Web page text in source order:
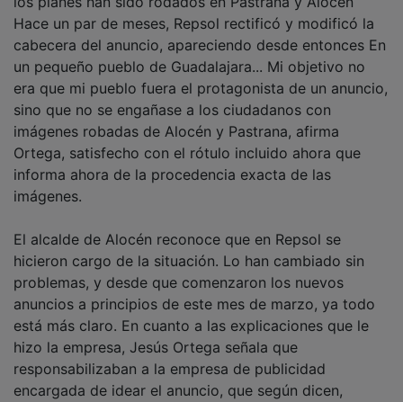
Hace un par de meses, Repsol rectificó y modificó la
cabecera del anuncio, apareciendo desde entonces En
un pequeño pueblo de Guadalajara... Mi objetivo no
era que mi pueblo fuera el protagonista de un anuncio,
sino que no se engañase a los ciudadanos con
imágenes robadas de Alocén y Pastrana, afirma
Ortega, satisfecho con el rótulo incluido ahora que
informa ahora de la procedencia exacta de las
imágenes.
El alcalde de Alocén reconoce que en Repsol se
hicieron cargo de la situación. Lo han cambiado sin
problemas, y desde que comenzaron los nuevos
anuncios a principios de este mes de marzo, ya todo
está más claro. En cuanto a las explicaciones que le
hizo la empresa, Jesús Ortega señala que
responsabilizaban a la empresa de publicidad
encargada de idear el anuncio, que según dicen,